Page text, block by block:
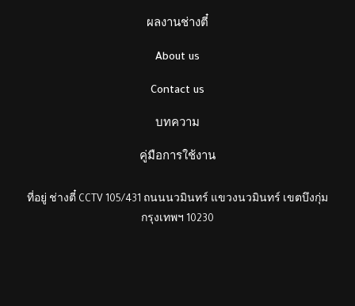
ผลงานช่างตี๋
About us
Contact us
บทความ
คู่มือการใช้งาน
ที่อยู่ ช่างตี๋ CCTV 105/431 ถนนนวมินทร์ แขวงนวมินทร์ เขตบึงกุ่ม
กรุงเทพฯ 10230